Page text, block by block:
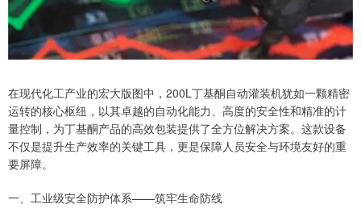
在现代化工产业的宏大版图中，200L丁基酮自动灌装机犹如一颗精密
运转的核心枢纽，以其卓越的自动化能力、高度的安全性和精准的计
量控制，为丁基酮产品的高效包装提供了全方位解决方案。这款设备
不仅是提升生产效率的关键工具，更是保障人员安全与环境友好的重
要屏障。
一、工业级安全防护体系——筑牢生命防线